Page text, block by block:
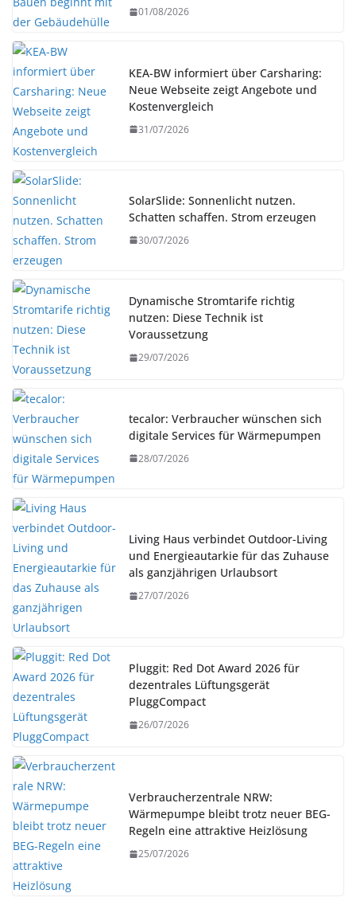
01/08/2026
KEA-BW informiert über Carsharing:
Neue Webseite zeigt Angebote und
Kostenvergleich
31/07/2026
SolarSlide: Sonnenlicht nutzen.
Schatten schaffen. Strom erzeugen
30/07/2026
Dynamische Stromtarife richtig
nutzen: Diese Technik ist
Voraussetzung
29/07/2026
tecalor: Verbraucher wünschen sich
digitale Services für Wärmepumpen
28/07/2026
Living Haus verbindet Outdoor-Living
und Energieautarkie für das Zuhause
als ganzjährigen Urlaubsort
27/07/2026
Pluggit: Red Dot Award 2026 für
dezentrales Lüftungsgerät
PluggCompact
26/07/2026
Verbraucherzentrale NRW:
Wärmepumpe bleibt trotz neuer BEG-
Regeln eine attraktive Heizlösung
25/07/2026